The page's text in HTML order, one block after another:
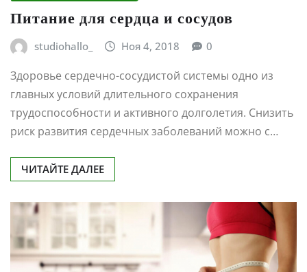
Питание для сердца и сосудов
studiohallo_ Ноя 4, 2018 0
Здоровье сердечно-сосудистой системы одно из
главных условий длительного сохранения
трудоспособности и активного долголетия. Снизить
риск развития сердечных заболеваний можно с…
ЧИТАЙТЕ ДАЛЕЕ